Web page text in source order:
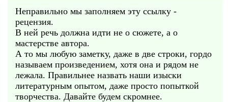
Неправильно мы заполняем эту ссылку -
рецензия.
В ней речь должна идти не о сюжете, а о
мастерстве автора.
А то мы любую заметку, даже в две строки, гордо
называем произведением, хотя она и рядом не
лежала. Правильнее назвать наши изыски
литературным опытом, даже просто попыткой
творчества. Давайте будем скромнее.